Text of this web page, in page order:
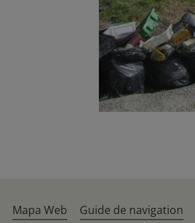
Mapa Web Guide de navigation